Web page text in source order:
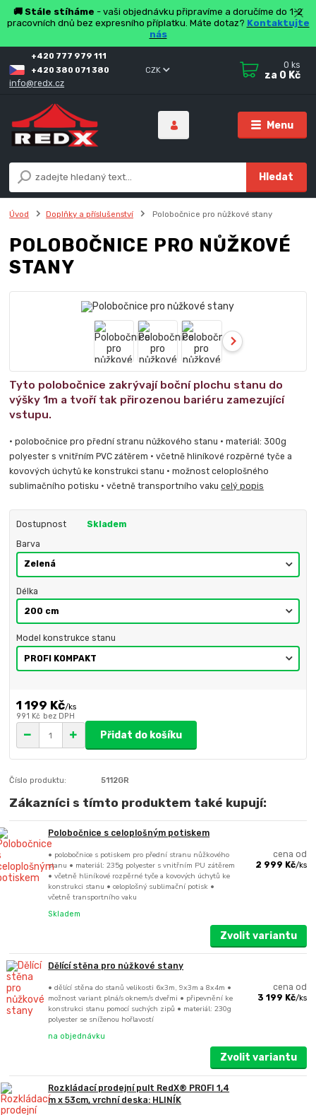
🚚 Stále stíháme - vaši objednávku připravíme a doručíme do 1-2
pracovních dnů bez expresního příplatku. Máte dotaz? Kontaktujte
nás
Menu
CZK
Hledat
+420 777 979 111
+420 380 071 380
info@redx.cz
0 ks
za 0 Kč
Úvod Doplňky a příslušenství Polobočnice pro nůžkové stany
POLOBOČNICE PRO NŮŽKOVÉ
STANY
Tyto polobočnice zakrývají boční plochu stanu do
výšky 1m a tvoří tak přirozenou bariéru zamezující
vstupu.
• polobočnice pro přední stranu nůžkového stanu • materiál: 300g
polyester s vnitřním PVC zátěrem • včetně hliníkové rozpěrné tyče a
kovových úchytů ke konstrukci stanu • možnost celoplošného
sublimačního potisku • včetně transportního vakucelý popis
Dostupnost Skladem
Barva
Délka
Model konstrukce stanu
1 199 Kč/ks
991 Kč bez DPH
Přidat do košíku
Číslo produktu: 5112GR
Zákazníci s tímto produktem také kupují:
Polobočnice s celoplošným potiskem
• polobočnice s potiskem pro přední stranu nůžkového
stanu • materiál: 235g polyester s vnitřním PU zátěrem
• včetně hliníkové rozpěrné tyče a kovových úchytů ke
konstrukci stanu • celoplošný sublimační potisk •
včetně transportního vaku
cena od
2 999 Kč/ks
Skladem
Zvolit variantu
Dělící stěna pro nůžkové stany
• dělící stěna do stanů velikosti 6x3m, 9x3m a 8x4m •
možnost variant plná/s oknem/s dveřmi • připevnění ke
konstrukci stanu pomocí suchých zipů • materiál: 230g
polyester se sníženou hořlavostí
cena od
3 199 Kč/ks
na objednávku
Zvolit variantu
Rozkládací prodejní pult RedX® PROFI 1,4
m x 53cm, vrchní deska: HLINÍK